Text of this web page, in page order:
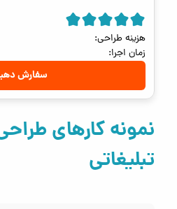
هزینه طراحی:
زمان اجرا:
سفارش
نمونه کارهای
تبلیغاتی